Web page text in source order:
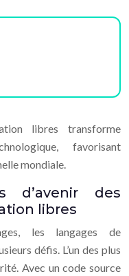
libres transforme
favorisant
mondiale.
d’avenir des
libres
les langages de
défis. L’un des plus
Avec un code source